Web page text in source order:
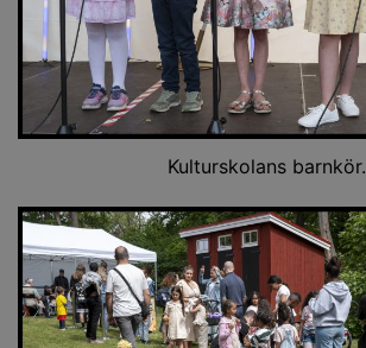
Kulturskolans barnkör.